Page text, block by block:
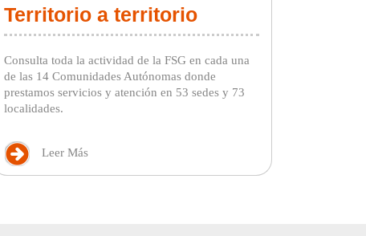
Territorio a territorio
Consulta toda la actividad de la FSG en cada una
de las 14 Comunidades Autónomas donde
prestamos servicios y atención en 53 sedes y 73
localidades.
Leer Más